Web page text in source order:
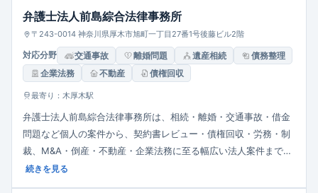
す。
弁護士法人前島綜合法律事務所
〒243-0014 神奈川県厚木市旭町一丁目27番1号後藤ビル2階
対応分野 交通事故 離婚問題 遺産相続
債務整理
企業法務
不動産 債権回収
最寄り：木厚木駅
弁護士法人前島綜合法律事務所は、相続・離婚・交通事故・借金
問題など個人の案件から、契約書レビュー・債権回収・労務・制
裁、M&A・倒産・不動産・企業法務に至る幅広い法人案件まで対
応。スピード重視かつ笑顔・親切をモットーとし、初回60分無料
続きを見る